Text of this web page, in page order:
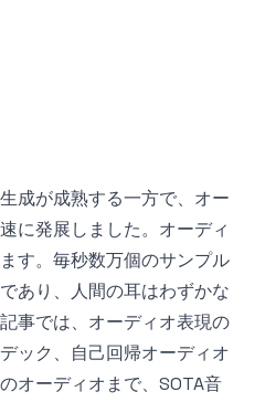
成が成熟する一方で、オー
に発展しました。オーディ
す。毎秒数万個のサンプル
あり、人間の耳はわずかな
事では、オーディオ表現の
ック、自己回帰オーディオ
オーディオまで、SOTA音